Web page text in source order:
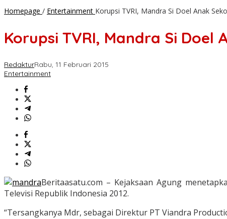
Homepage / Entertainment Korupsi TVRI, Mandra Si Doel Anak
Korupsi TVRI, Mandra Si Doel
RedakturRabu, 11 Februari 2015
Entertainment
Beritaasatu.com – Kejaksaan Agung
Televisi Republik Indonesia 2012.
“Tersangkanya Mdr, sebagai Direktur PT Viandra